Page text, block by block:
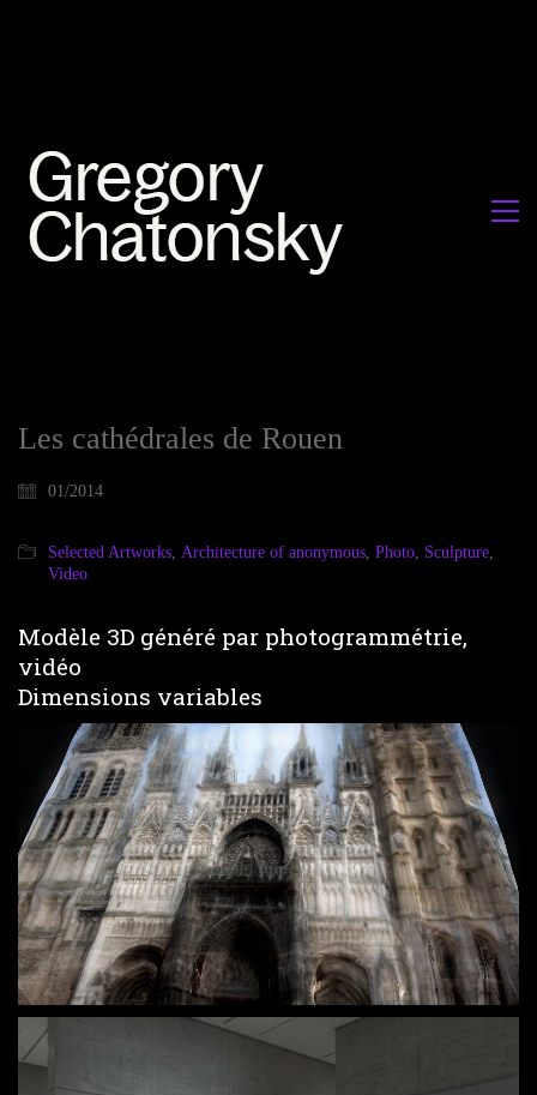
Les cathédrales de Rouen
01/2014
Selected Artworks, Architecture of anonymous, Photo, Sculpture,
Video
Modèle 3D généré par photogrammétrie,
vidéo
Dimensions variables
UnmuteLoaded:
7.23%